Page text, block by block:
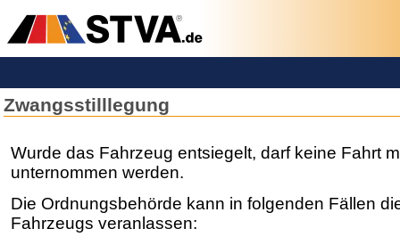
Zwangsstilllegung
Wurde das Fahrzeug entsiegelt, darf keine Fahrt
unternommen werden.
Die Ordnungsbehörde kann in folgenden Fällen
Fahrzeugs veranlassen: